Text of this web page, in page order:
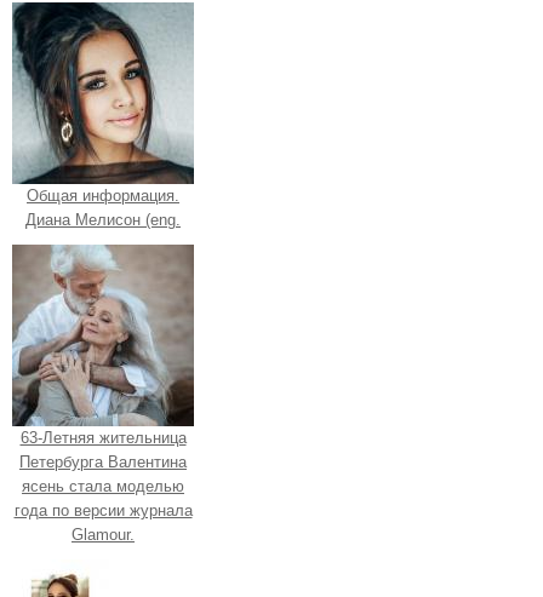
Общая информация.
Диана Мелисон (eng.
63-Летняя жительница
Петербурга Валентина
ясень стала моделью
года по версии журнала
Glamour.